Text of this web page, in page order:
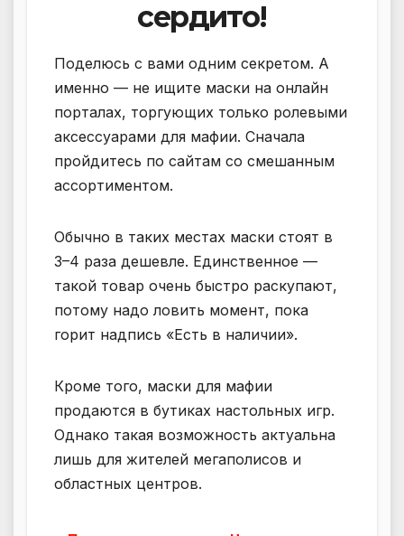
сердито!
Поделюсь с вами одним секретом. А
именно — не ищите маски на онлайн
порталах, торгующих только ролевыми
аксессуарами для мафии. Сначала
пройдитесь по сайтам со смешанным
ассортиментом.
Обычно в таких местах маски стоят в
3–4 раза дешевле. Единственное —
такой товар очень быстро раскупают,
потому надо ловить момент, пока
горит надпись «Есть в наличии».
Кроме того, маски для мафии
продаются в бутиках настольных игр.
Однако такая возможность актуальна
лишь для жителей мегаполисов и
областных центров.